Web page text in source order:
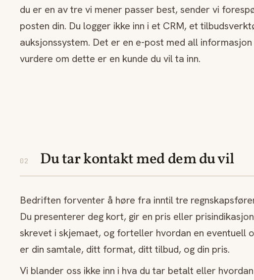
du er en av tre vi mener passer best, sender vi
posten din. Du logger ikke inn i et CRM, et
auksjonssystem. Det er en e-post med all
vurdere om dette er en kunde du vil ta inn.
02 Du tar kontakt med dem du vil
Bedriften forventer å høre fra inntil tre
Du presenterer deg kort, gir en pris eller
skrevet i skjemaet, og forteller hvordan en eventuell
er din samtale, ditt format, ditt tilbud, og din pris.
Vi blander oss ikke inn i hva du tar betalt eller